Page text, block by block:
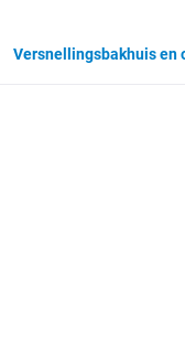
Versnellingsbakhuis en